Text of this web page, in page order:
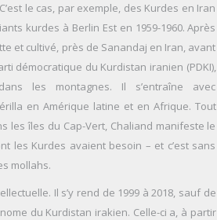
le cas, par exemple, des Kurdes en Iran
kurdes à Berlin Est en 1959-1960. Après
et cultivé, près de Sanandaj en Iran, avant
démocratique du Kurdistan iranien (PDKI),
les montagnes. Il s’entraîne avec
en Amérique latine et en Afrique. Tout
les îles du Cap-Vert, Chaliand manifeste le
les Kurdes avaient besoin – et c’est sans
mollahs.
Il s’y rend de 1999 à 2018, sauf de
du Kurdistan irakien. Celle-ci a, à partir